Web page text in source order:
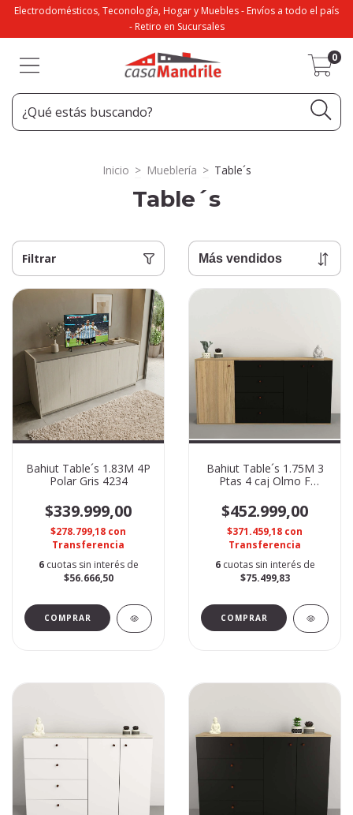
Electrodomésticos, Teconología, Hogar y Muebles - Envíos a todo el país
- Retiro en Sucursales
0
Inicio > Mueblería > Table´s
Table´s
Filtrar
Bahiut Table´s 1.83M 4P
Polar Gris 4234
$339.999,00
$278.799,18 con
Transferencia
6 cuotas sin interés de
$56.666,50
Bahiut Table´s 1.75M 3
Ptas 4 caj Olmo F
$452.999,00
$371.459,18 con
Transferencia
6 cuotas sin interés de
$75.499,83